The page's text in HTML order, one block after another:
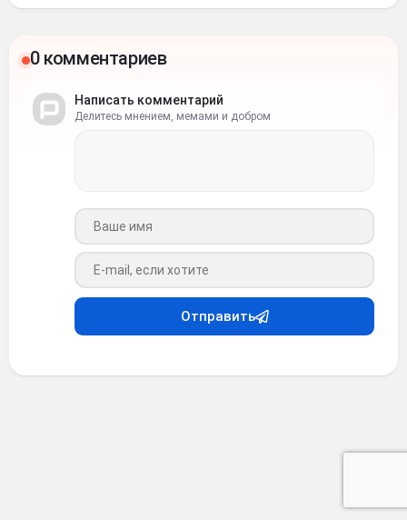
0 комментариев
Написать комментарий
Делитесь мнением, мемами и добром
Ваше имя
Ваш e-mail
Отправить